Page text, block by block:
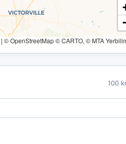
| © OpenStreetMap © CARTO, © MTA
100